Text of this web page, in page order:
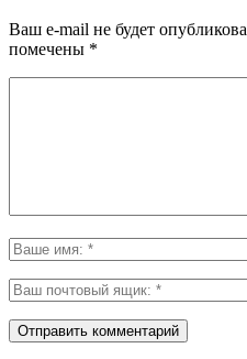
Ваш e-mail не будет
помечены *